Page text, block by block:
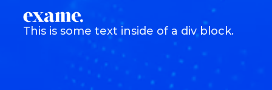
This is some text inside of a div block.